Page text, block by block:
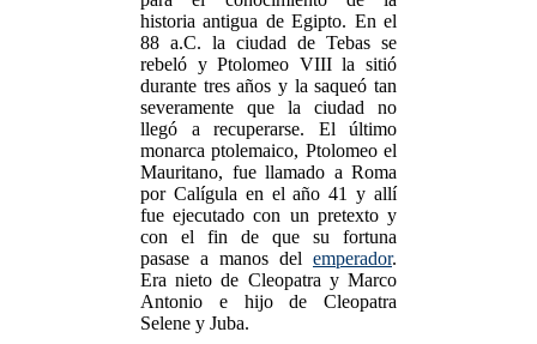
historia antigua de Egipto. En el
88 a.C. la ciudad de Tebas se
rebeló y Ptolomeo VIII la sitió
durante tres años y la saqueó tan
severamente que la ciudad no
llegó a recuperarse. El último
monarca ptolemaico, Ptolomeo el
Mauritano, fue llamado a Roma
por Calígula en el año 41 y allí
fue ejecutado con un pretexto y
con el fin de que su fortuna
pasase a manos del emperador.
Era nieto de Cleopatra y Marco
Antonio e hijo de Cleopatra
Selene y Juba.